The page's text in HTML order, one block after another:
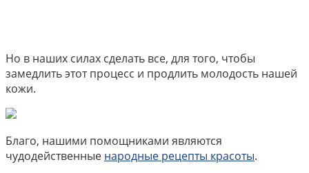
Но в наших силах сделать все, для того, чтобы
замедлить этот процесс и продлить молодость нашей
кожи.
Благо, нашими помощниками являются
чудодейственные народные рецепты красоты.